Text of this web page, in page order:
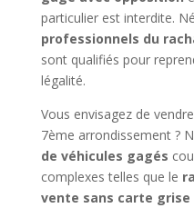
particulier est interdite.
professionnels du
sont qualifiés pour
légalité.
Vous envisagez de
7ème arrondissement ?
de véhicules gagés
complexes telles que le
vente sans carte grise